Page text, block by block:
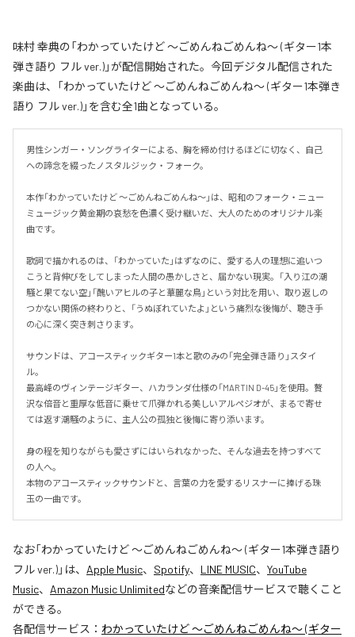
味村 幸典の「わかっていたけど ～ごめんねごめんね～ (ギター1本
弾き語り フル ver.)」が配信開始された。今回デジタル配信された
楽曲は、「わかっていたけど ～ごめんねごめんね～ (ギター1本弾き
語り フル ver.)」を含む全1曲となっている。
男性シンガー・ソングライターによる、胸を締め付けるほどに切なく、自己
への諦念を綴ったノスタルジック・フォーク。
本作「わかっていたけど ～ごめんねごめんね～」は、昭和のフォーク・ニュー
ミュージック黄金期の哀愁を色濃く受け継いだ、大人のためのオリジナル楽
曲です。
歌詞で描かれるのは、「わかっていた」はずなのに、愛する人の理想に追いつ
こうと背伸びをしてしまった人間の愚かしさと、届かない現実。「入り江の潮
騒と果てない空」「醜いアヒルの子と華麗な鳥」という対比を用い、取り返しの
つかない関係の終わりと、「うぬぼれていたよ」という痛烈な後悔が、聴き手
の心に深く突き刺さります。
サウンドは、アコースティックギター1本と歌のみの「完全弾き語り」スタイ
ル。
最高峰のヴィンテージギター、ハカランダ仕様の「MARTIN D-45」を使用。贅
沢な倍音と重厚な低音に乗せて爪弾かれる美しいアルペジオが、まるで寄せ
ては返す潮騒のように、主人公の孤独と後悔に寄り添います。
身の程を知りながらも愛さずにはいられなかった、そんな過去を持つすべて
の人へ。
本物のアコースティックサウンドと、言葉の力を愛するリスナーに捧げる珠
玉の一曲です。
なお「わかっていたけど ～ごめんねごめんね～ (ギター1本弾き語り
フル ver.)」は、 Apple Music、 Spotify、 LINE MUSIC、 YouTube
Music、 Amazon Music Unlimitedなどの音楽配信サービスで聴くこと
ができる。
各配信サービス： わかっていたけど ～ごめんねごめんね～ (ギター